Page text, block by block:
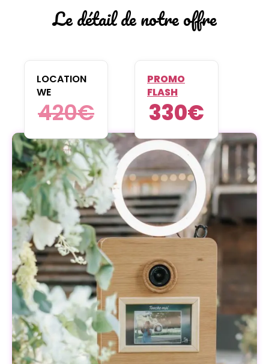
Le détail de notre offre
LOCATION
WE
420€
PROMO
FLASH
330€